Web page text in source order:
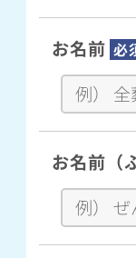
お名前 必
お名前（